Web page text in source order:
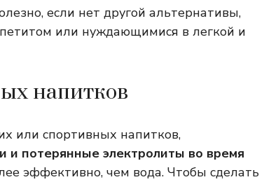
если нет другой альтернативы,
или нуждающимися в легкой и
напитков
или спортивных напитков,
и потерянные электролиты во время
эффективно, чем вода. Чтобы сделать